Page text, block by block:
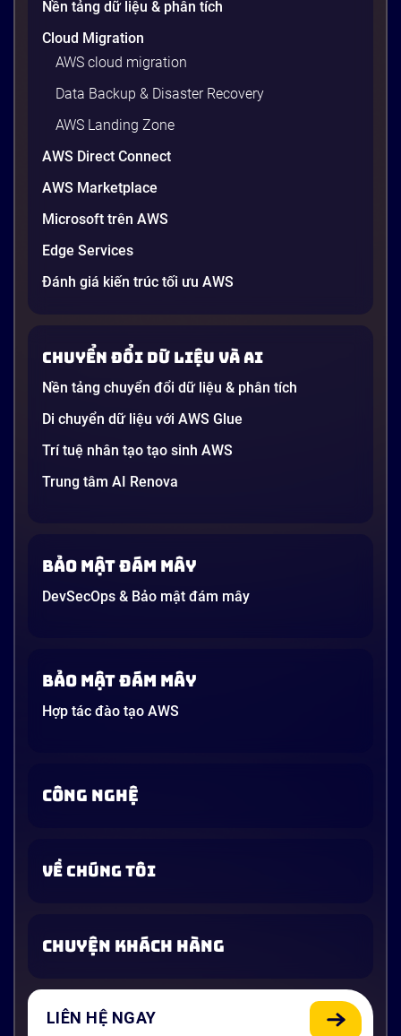
Generative AI là gì? Giải thích đơn giản
và ứng dụng cho doanh nghiệp Việt
Nam 2026
Gần đây, bạn có thể nghe đến thuật ngữ “Generative
startup công nghệ. Vấn đề là phần lớn lời giải thích
dường như chỉ được viết cho kỹ sư, không phải cho
người […]
21 phút
Nền tảng dữ liệu & phân tích
Cloud Migration
AWS cloud migration
Data Backup & Disaster Recovery
AWS Landing Zone
AWS Direct Connect
AWS Marketplace
Microsoft trên AWS
Edge Services
Đánh giá kiến trúc tối ưu AWS
Chuyển đổi dữ liệu và AI
Nền tảng chuyển đổi dữ liệu & phân tích
Di chuyển dữ liệu với AWS Glue
Trí tuệ nhân tạo tạo sinh AWS
Trung tâm AI Renova
Bảo mật đám mây
DevSecOps & Bảo mật đám mây
Bảo mật đám mây
Hợp tác đào tạo AWS
CÔNG NGHỆ
VỀ CHÚNG TÔI
CHUYỆN KHÁCH HÀNG
LIÊN HỆ NGAY